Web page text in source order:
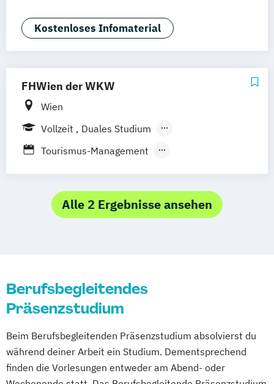
MBA in General Management (120 CP)
Master of Business Administration (60 CP)
Kostenloses Infomaterial
FHWien der WKW
Wien
Vollzeit
Duales Studium
Berufsbegleitendes Präsenzstudium
Tourismus-Management
Alle 2 Ergebnisse ansehen
Berufsbegleitendes
Präsenzstudium
Beim Berufsbegleitenden Präsenzstudium absolvierst du
während deiner Arbeit ein Studium. Dementsprechend
finden die Vorlesungen entweder am Abend- oder